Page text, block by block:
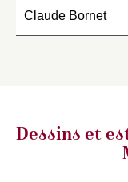
Claude Bornet
Dessins et